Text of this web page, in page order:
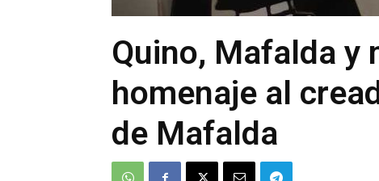
Quino, Mafalda y
homenaje al
de Mafalda